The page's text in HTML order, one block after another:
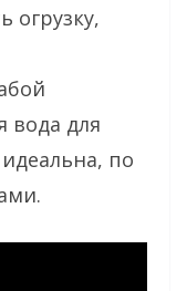
огрузку,
вода для
по